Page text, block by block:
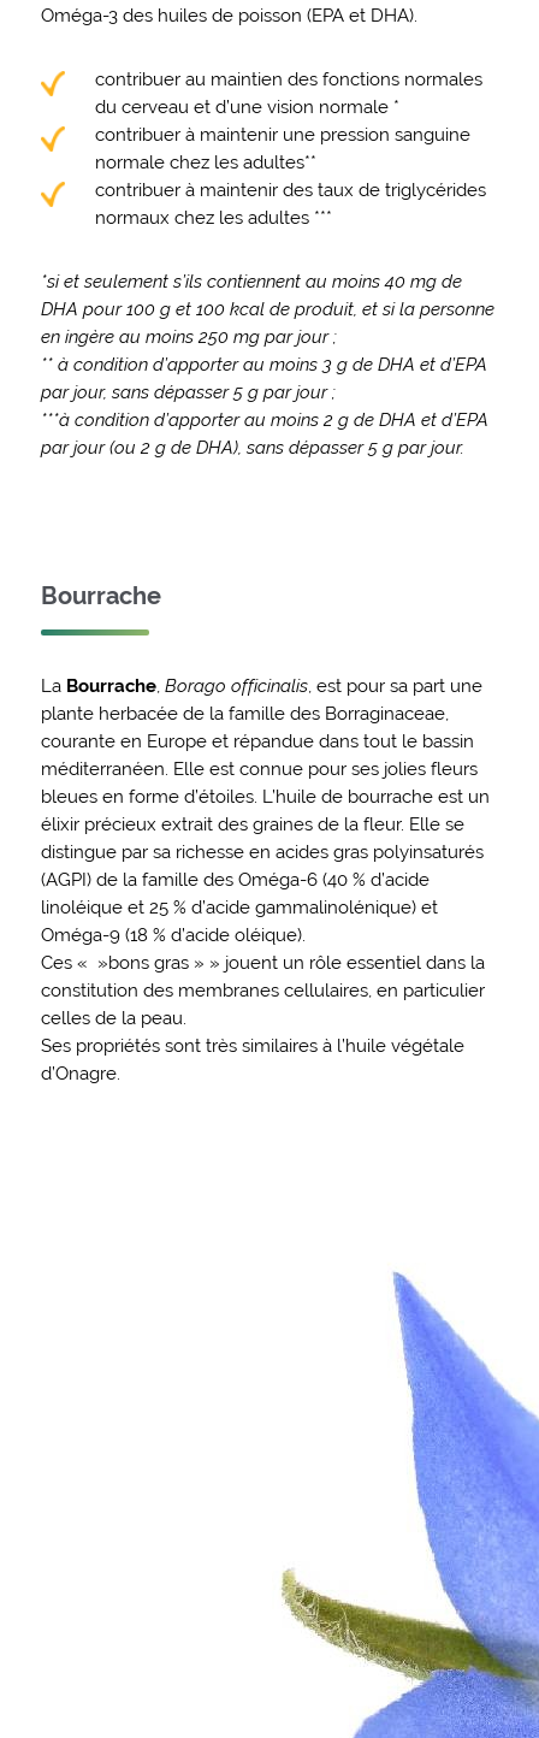
Oméga-3 des huiles de poisson (EPA et DHA).
contribuer au maintien des fonctions normales
du cerveau et d’une vision normale *
contribuer à maintenir une pression sanguine
normale chez les adultes**
contribuer à maintenir des taux de triglycérides
normaux chez les adultes ***
*si et seulement s’ils contiennent au moins 40 mg de
DHA pour 100 g et 100 kcal de produit, et si la personne
en ingère au moins 250 mg par jour ;
** à condition d’apporter au moins 3 g de DHA et d’EPA
par jour, sans dépasser 5 g par jour ;
***à condition d’apporter au moins 2 g de DHA et d’EPA
par jour (ou 2 g de DHA), sans dépasser 5 g par jour.
Bourrache
La Bourrache, Borago officinalis, est pour sa part une
plante herbacée de la famille des Borraginaceae,
courante en Europe et répandue dans tout le bassin
méditerranéen. Elle est connue pour ses jolies fleurs
bleues en forme d’étoiles. L’huile de bourrache est un
élixir précieux extrait des graines de la fleur. Elle se
distingue par sa richesse en acides gras polyinsaturés
(AGPI) de la famille des Oméga-6 (40 % d’acide
linoléique et 25 % d’acide gammalinolénique) et
Oméga-9 (18 % d’acide oléique).
Ces « »bons gras » » jouent un rôle essentiel dans la
constitution des membranes cellulaires, en particulier
celles de la peau.
Ses propriétés sont très similaires à l’huile végétale
d’Onagre.